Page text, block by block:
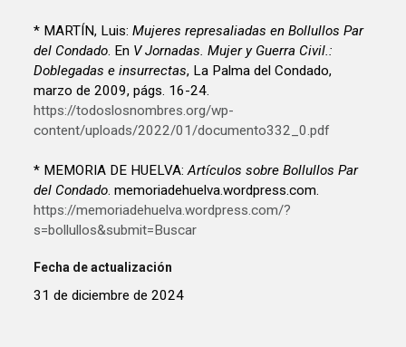
* MARTÍN, Luis:Mujeres represaliadas en Bollullos Par
del Condado. En V Jornadas. Mujer y Guerra Civil.:
Doblegadas e insurrectas, La Palma del Condado,
marzo de 2009, págs. 16-24.
https://todoslosnombres.org/wp-
content/uploads/2022/01/documento332_0.pdf
* MEMORIA DE HUELVA:Artículos sobre Bollullos Par
del Condado. memoriadehuelva.wordpress.com.
https://memoriadehuelva.wordpress.com/?
s=bollullos&submit=Buscar
Fecha de actualización
31 de diciembre de 2024